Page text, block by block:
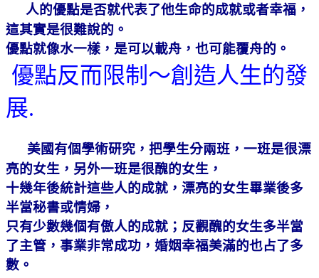
人的優點是否就代表了他生命的成就或者幸福，
這其實是很難說的。
優點就像水一樣，是可以載舟，也可能覆舟的。
優點反而限制～創造人生的發
展.
美國有個學術研究，把學生分兩班，一班是很漂
亮的女生，另外一班是很醜的女生，
十幾年後統計這些人的成就，漂亮的女生畢業後多
半當秘書或情婦，
只有少數幾個有傲人的成就；反觀醜的女生多半當
了主管，事業非常成功，婚姻幸福美滿的也占了多
數。